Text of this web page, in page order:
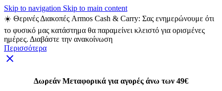
Skip to navigation Skip to main content
☀️ Θερινές Διακοπές Armos Cash & Carry: Σας ενημερώνουμε ότι
το φυσικό μας κατάστημα θα παραμείνει κλειστό για ορισμένες
ημέρες. Διαβάστε την ανακοίνωση
Περισσότερα
Δωρεάν Μεταφορικά για αγορές άνω των 49€